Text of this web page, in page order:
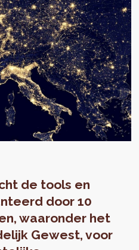
de tools en
door 10
waaronder het
Gewest, voor